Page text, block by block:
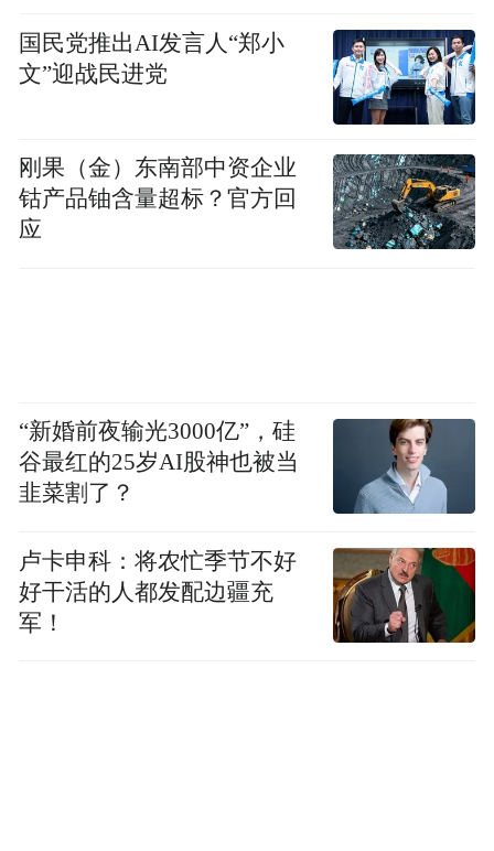
国民党推出AI发言人“郑小
文”迎战民进党
刚果（金）东南部中资企业
钴产品铀含量超标？官方回
应
“新婚前夜输光3000亿”，硅
谷最红的25岁AI股神也被当
韭菜割了？
卢卡申科：将农忙季节不好
好干活的人都发配边疆充
军！